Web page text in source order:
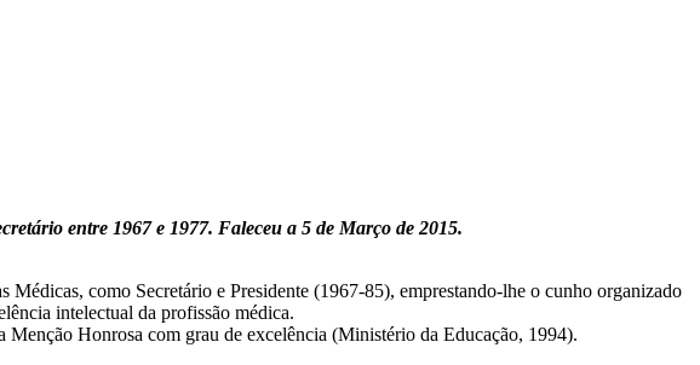
entre 1967 e 1977. Faleceu a 5 de Março de 2015.
como Secretário e Presidente (1967-85), emprestando-lhe o cunho organizado
intelectual da profissão médica.
Honrosa com grau de excelência (Ministério da Educação, 1994).